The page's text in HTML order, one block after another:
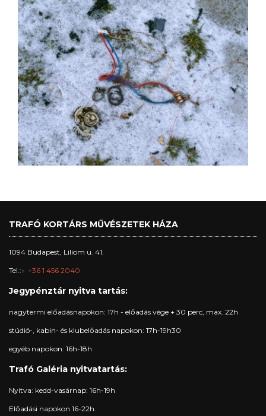
TRAFÓ KORTÁRS MŰVÉSZETEK HÁZA
1094 Budapest, Liliom u. 41.
Tel.: +36 1 456 2040
Jegypénztár nyitva tartás:
nagytermi előadásnapokon: 17h - előadás vége + 30 perc, max. 22h
stúdió-, kabin- és klubelőadás napokon: 17h-19h30
egyéb napokon: 16h-18h
Trafó Galéria nyitvatartás:
Nyitva: kedd-vasárnap: 16h-19h
Előadási napokon 16-22h.